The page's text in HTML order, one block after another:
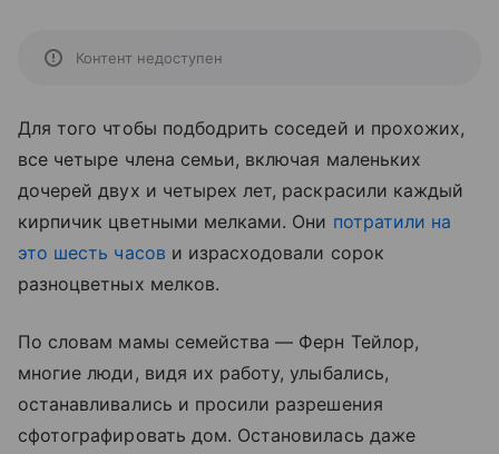
Контент недоступен
Для того чтобы подбодрить соседей и прохожих,
все четыре члена семьи, включая маленьких
дочерей двух и четырех лет, раскрасили каждый
кирпичик цветными мелками. Они потратили на
это шесть часов и израсходовали сорок
разноцветных мелков.
По словам мамы семейства — Ферн Тейлор,
многие люди, видя их работу, улыбались,
останавливались и просили разрешения
сфотографировать дом. Остановилась даже